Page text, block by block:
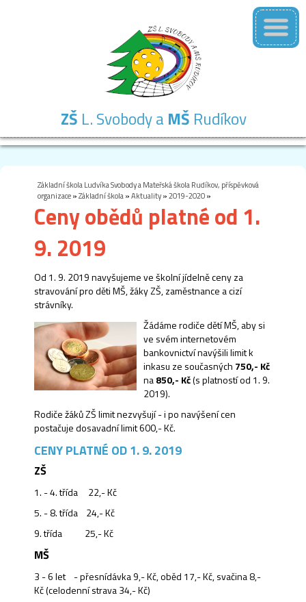
ZŠ L. Svobody a MŠ Rudíkov
Základní škola Ludvíka Svobody a Mateřská škola Rudíkov, příspěvková
organizace»Základní škola»Aktuality»2019-2020»
Ceny obědů platné od 1.
9. 2019
Od 1. 9. 2019 navyšujeme ve školní jídelně ceny za
stravování pro děti MŠ, žáky ZŠ, zaměstnance a cizí
strávníky.
Žádáme rodiče dětí MŠ, aby si
ve svém internetovém
bankovnictví navýšili limit k
inkasu ze současných 750,- Kč
na850,- Kč(s platností od 1. 9.
2019).
Rodiče žáků ZŠ limit nezvyšují - i po navýšení cen
postačuje dosavadní limit 600,- Kč.
CENY PLATNÉ OD 1. 9. 2019
ZŠ
1. - 4. třída 22,- Kč
5. - 8. třída 24,- Kč
9. třída 25,- Kč
MŠ
3 - 6 let - přesnídávka 9,- Kč, oběd 17,- Kč, svačina 8,-
Kč (celodenní strava 34,- Kč)